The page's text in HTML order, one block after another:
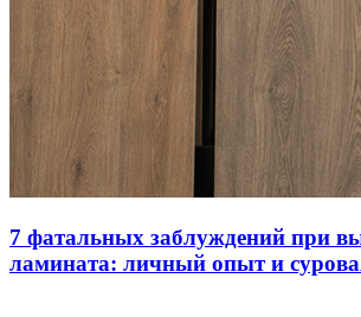
7 фатальных заблуждений при
ламината: личный опыт и